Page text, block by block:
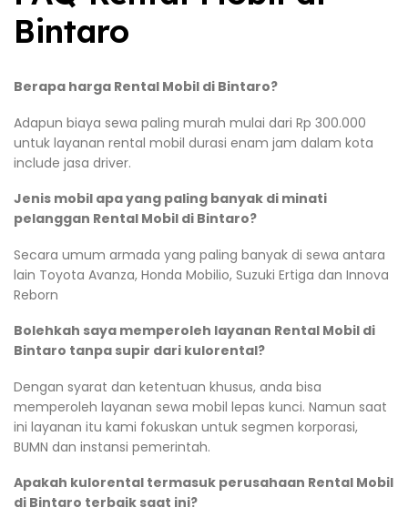
Bintaro
Berapa harga Rental Mobil di Bintaro?
Adapun biaya sewa paling murah mulai dari Rp 300.000
untuk layanan rental mobil durasi enam jam dalam kota
include jasa driver.
Jenis mobil apa yang paling banyak di minati
pelanggan Rental Mobil di Bintaro?
Secara umum armada yang paling banyak di sewa antara
lain Toyota Avanza, Honda Mobilio, Suzuki Ertiga dan Innova
Reborn
Bolehkah saya memperoleh layanan Rental Mobil di
Bintaro tanpa supir dari kulorental?
Dengan syarat dan ketentuan khusus, anda bisa
memperoleh layanan sewa mobil lepas kunci. Namun saat
ini layanan itu kami fokuskan untuk segmen korporasi,
BUMN dan instansi pemerintah.
Apakah kulorental termasuk perusahaan Rental Mobil
di Bintaro terbaik saat ini?